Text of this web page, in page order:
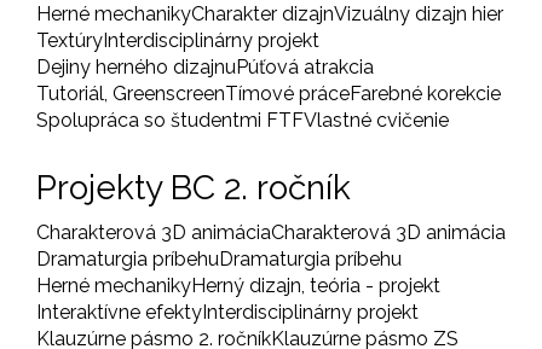
Herné mechanikyCharakter dizajnVizuálny dizajn hier
TextúryInterdisciplinárny projekt
Dejiny herného dizajnuPúťová atrakcia
Tutoriál, GreenscreenTímové práceFarebné korekcie
Spolupráca so študentmi FTFVlastné cvičenie
Projekty BC 2. ročník
Charakterová 3D animáciaCharakterová 3D animácia
Dramaturgia príbehuDramaturgia príbehu
Herné mechanikyHerný dizajn, teória - projekt
Interaktívne efektyInterdisciplinárny projekt
Klauzúrne pásmo 2. ročníkKlauzúrne pásmo ZS